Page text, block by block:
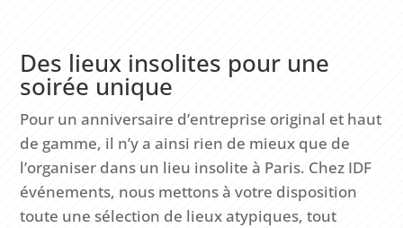
Des lieux insolites pour une
soirée unique
Pour un anniversaire d’entreprise original et haut
de gamme, il n’y a ainsi rien de mieux que de
l’organiser dans un lieu insolite à Paris. Chez IDF
événements, nous mettons à votre disposition
toute une sélection de lieux atypiques, tout